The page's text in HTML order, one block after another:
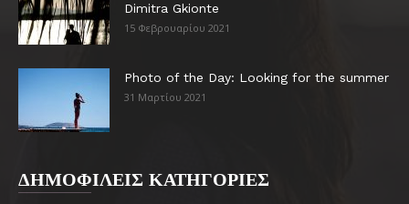
Dimitra Gkionte
15 Φεβρουαρίου 2021
Photo of the Day: Looking for the summer
31 Μαρτίου 2021
ΔΗΜΟΦΙΛΕΙΣ ΚΑΤΗΓΟΡΙΕΣ